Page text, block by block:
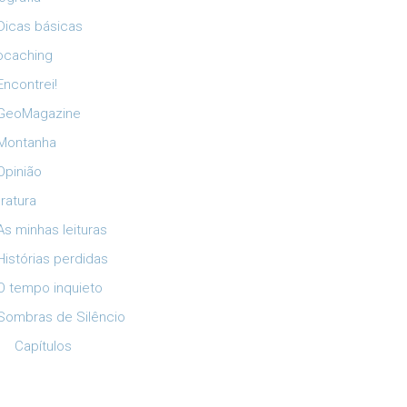
básicas
minhas leituras
perdidas
tempo inquieto
de Silêncio
Capítulos